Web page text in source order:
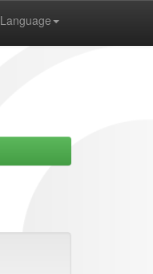
Language